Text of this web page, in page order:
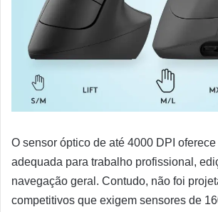
O sensor óptico de até 4000 DPI
adequada para trabalho profissional,
navegação geral. Contudo, não foi
competitivos que exigem sensores de